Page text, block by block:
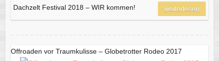
Dachzelt Festival 2018 – WIR kommen! weiterlesen
Offroaden vor Traumkulisse – Globetrotter Rodeo 2017